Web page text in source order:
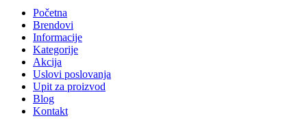
Početna
Brendovi
Informacije
Kategorije
Akcija
Uslovi poslovanja
Upit za proizvod
Blog
Kontakt